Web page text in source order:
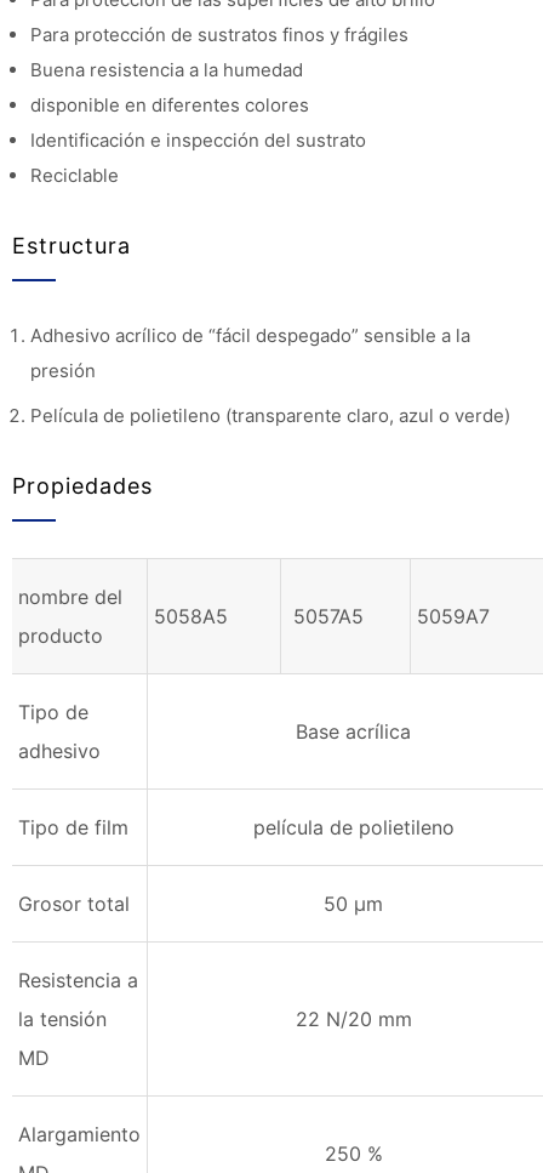
Para protección de sustratos finos y frágiles
Buena resistencia a la humedad
disponible en diferentes colores
Identificación e inspección del sustrato
Reciclable
Estructura
Adhesivo acrílico de “fácil despegado” sensible a la
presión
Película de polietileno (transparente claro, azul o verde)
Propiedades
nombre del
producto
5058A5 5057A5 5059A7
Tipo de
adhesivo
Base acrílica
Tipo de film película de polietileno
Grosor total 50 µm
Resistencia a
la tensión
MD
22 N/20 mm
Alargamiento
250 %